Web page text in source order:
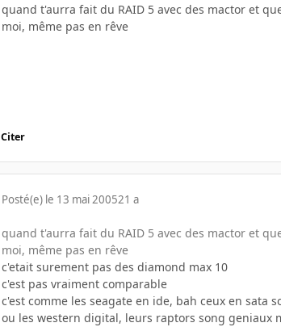
quand t'aurra fait du RAID 5 avec des mactor et
moi, même pas en rêve
Citer
Posté(e) le 13 mai 200521 a
quand t'aurra fait du RAID 5 avec des mactor et
moi, même pas en rêve
c'etait surement pas des diamond max 10
c'est pas vraiment comparable
c'est comme les seagate en ide, bah ceux en sata
ou les western digital, leurs raptors song geniaux